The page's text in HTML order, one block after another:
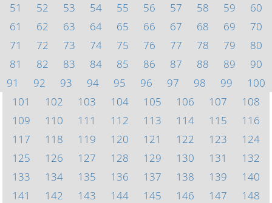
51
52 53 54 55 56 57 58 59
60
61
62 63 64 65 66 67 68 69
70
71
72 73 74 75 76 77 78 79
80
81
82 83 84 85 86 87 88 89
90
91
92 93 94 95 96 97 98 99
100
101
102 103 104 105 106 107
108
109
110 111 112 113 114 115
116
117
118 119 120 121 122 123
124
125
126 127 128 129 130 131
132
133
134 135 136 137 138 139
140
141
142 143 144 145 146 147
148